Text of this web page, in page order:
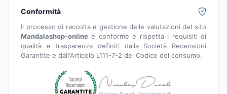
Conformità
Il processo di raccolta e gestione delle valutazioni del sito
Mandalashop-online è conforme e rispetta i requisiti di
qualità e trasparenza definiti dalla Società Recensioni
Garantite e dall'Articolo L111-7-2 del Codice del consumo.